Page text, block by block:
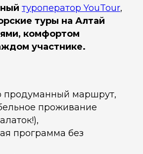
туроператор YouTour,
туры на Алтай
комфортом
участнике.
продуманный маршрут,
проживание
программа без